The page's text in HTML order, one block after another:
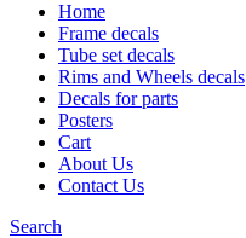
Home
Frame decals
Tube set decals
Rims and Wheels decals
Decals for parts
Posters
Cart
About Us
Contact Us
Search